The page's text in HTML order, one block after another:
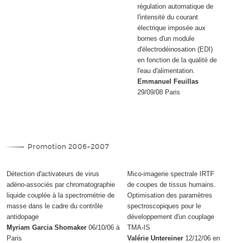
régulation automatique de
l'intensité du courant
électrique imposée aux
bornes d'un module
d'électrodéinosation (EDI)
en fonction de la qualité de
l'eau d'alimentation.
Emmanuel Feuillas
29/09/08 Paris
Promotion 2006-2007
Détection d'activateurs de virus
adéno-associés par chromatographie
liquide couplée à la spectrométrie de
masse dans le cadre du contrôle
antidopage
Myriam Garcia Shomaker 06/10/06 à
Paris
Mico-imagerie spectrale IRTF
de coupes de tissus humains.
Optimisation des paramètres
spectroscopiques pour le
développement d'un couplage
TMA-IS
Valérie Untereiner 12/12/06 en